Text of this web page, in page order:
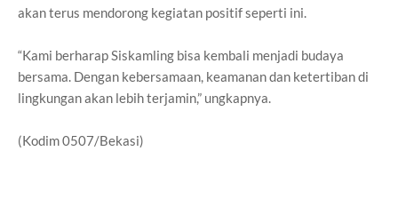
akan terus mendorong kegiatan positif seperti ini.
“Kami berharap Siskamling bisa kembali menjadi budaya
bersama. Dengan kebersamaan, keamanan dan ketertiban di
lingkungan akan lebih terjamin,” ungkapnya.
(Kodim 0507/Bekasi)